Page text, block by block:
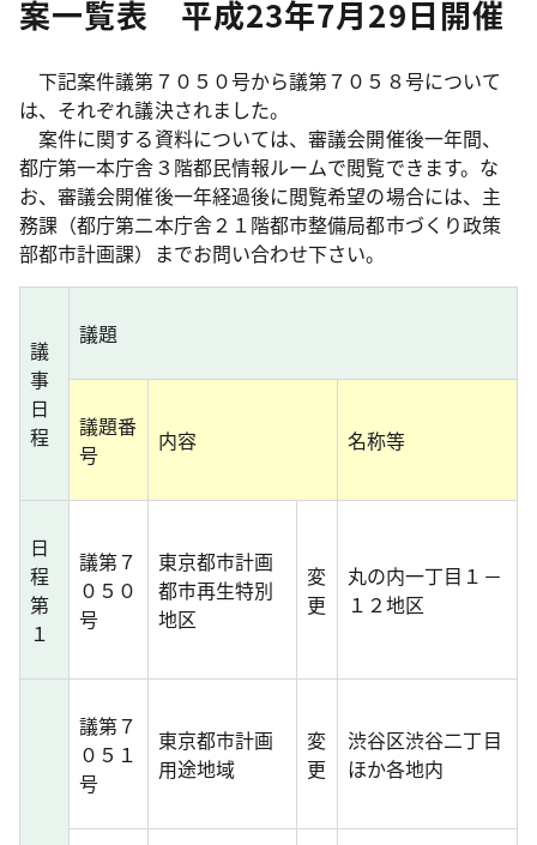
案一覧表 平成23年7月29日開催
下記案件議第７０５０号から議第７０５８号について
は、それぞれ議決されました。
案件に関する資料については、審議会開催後一年間、
都庁第一本庁舎３階都民情報ルームで閲覧できます。な
お、審議会開催後一年経過後に閲覧希望の場合には、主
務課（都庁第二本庁舎２１階都市整備局都市づくり政策
部都市計画課）までお問い合わせ下さい。
議
事
日
程
議題
議題番
号
内容 名称等
日
程
第
１
議第７
０５０
号
東京都市計画
都市再生特別
地区
変
更
丸の内一丁目１－
１２地区
議第７
０５１
号
東京都市計画
用途地域
変
更
渋谷区渋谷二丁目
ほか各地内